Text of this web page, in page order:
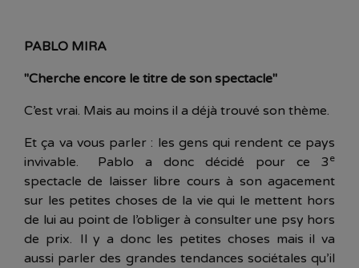
PABLO MIRA
"Cherche encore le titre de son spectacle"
C’est vrai. Mais au moins il a déjà trouvé son thème.
Et ça va vous parler : les gens qui rendent ce pays
invivable. Pablo a donc décidé pour ce 3 e
spectacle de laisser libre cours à son agacement
sur les petites choses de la vie qui le mettent hors
de lui au point de l’obliger à consulter une psy hors
de prix. Il y a donc les petites choses mais il va
aussi parler des grandes tendances sociétales qu’il